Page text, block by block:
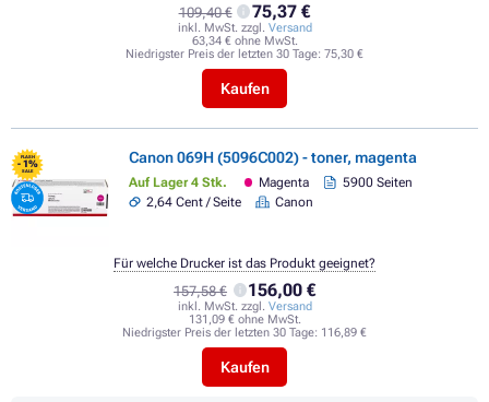
109,40 € 75,37 €
inkl. MwSt. zzgl. Versand
63,34 € ohne MwSt.
Niedrigster Preis der letzten 30 Tage: 75,30 €
Kaufen
FLASH
- 1%
SALE
Canon 069H (5096C002) - toner, magenta
Auf Lager 4 Stk. Magenta
5900 Seiten
2,64 Cent / Seite
Canon
157,58 € 156,00 €
inkl. MwSt. zzgl. Versand
131,09 € ohne MwSt.
Niedrigster Preis der letzten 30 Tage: 116,89 €
Kaufen
Für welche Drucker ist das Produkt geeignet?